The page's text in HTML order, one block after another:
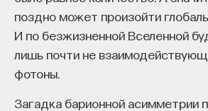
поздно может произойти
И по безжизненной Вселенной
лишь почти не
фотоны.
Загадка барионной асимметрии